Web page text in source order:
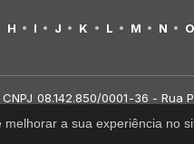
H I J K L M N O
CNPJ 08.142.850/0001-36 -
a sua experiência no